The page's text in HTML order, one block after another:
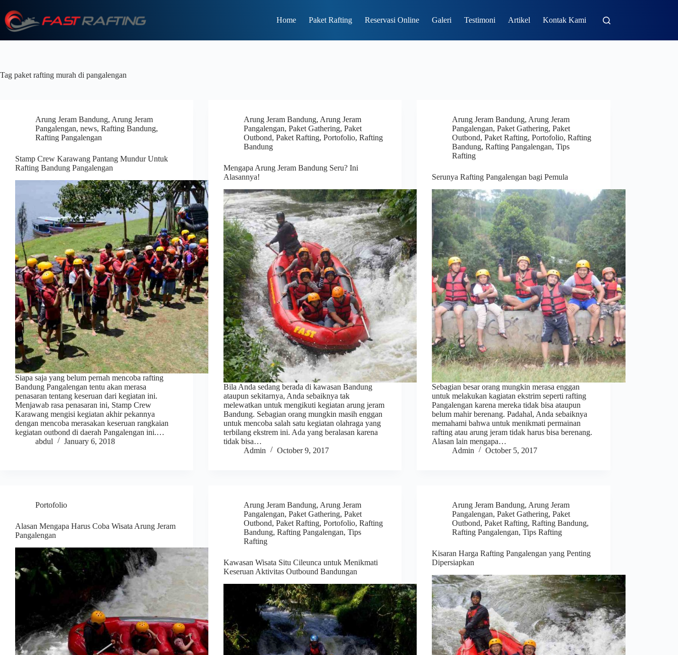
Home Paket Rafting Reservasi Online Galeri Testimoni Artikel Kontak Kami
Tag paket rafting murah di pangalengan
Arung Jeram Bandung, Arung Jeram
Pangalengan, news, Rafting Bandung,
Rafting Pangalengan
Stamp Crew Karawang Pantang Mundur Untuk
Rafting Bandung Pangalengan
Siapa saja yang belum pernah mencoba rafting
Bandung Pangalengan tentu akan merasa
penasaran tentang keseruan dari kegiatan ini.
Menjawab rasa penasaran ini, Stamp Crew
Karawang mengisi kegiatan akhir pekannya
dengan mencoba merasakan keseruan rangkaian
kegiatan outbond di daerah Pangalengan ini.…
abdul
January 6, 2018
Arung Jeram Bandung, Arung Jeram
Pangalengan,Paket Gathering,Paket
Outbond,Paket Rafting,Portofolio,Rafting
Bandung
Mengapa Arung Jeram Bandung Seru? Ini
Alasannya!
Bila Anda sedang berada di kawasan Bandung
ataupun sekitarnya, Anda sebaiknya tak
melewatkan untuk mengikuti kegiatan arung jeram
Bandung. Sebagian orang mungkin masih enggan
untuk mencoba salah satu kegiatan olahraga yang
terbilang ekstrem ini. Ada yang beralasan karena
tidak bisa…
Admin
October 9, 2017
Arung Jeram Bandung, Arung Jeram
Pangalengan,Paket Gathering,Paket
Outbond,Paket Rafting,Portofolio,Rafting
Bandung,Rafting Pangalengan,Tips
Rafting
Serunya Rafting Pangalengan bagi Pemula
Sebagian besar orang mungkin merasa enggan
untuk melakukan kagiatan ekstrim seperti rafting
Pangalengan karena mereka tidak bisa ataupun
belum mahir berenang. Padahal, Anda sebaiknya
memahami bahwa untuk menikmati permainan
rafting atau arung jeram tidak harus bisa berenang.
Alasan lain mengapa…
Admin
October 5, 2017
Portofolio
Alasan Mengapa Harus Coba Wisata Arung Jeram
Pangalengan
Arung Jeram Bandung, Arung Jeram
Pangalengan,Paket Gathering,Paket
Outbond,Paket Rafting,Portofolio,Rafting
Bandung,Rafting Pangalengan,Tips
Rafting
Kawasan Wisata Situ Cileunca untuk Menikmati
Keseruan Aktivitas Outbound Bandungan
Arung Jeram Bandung, Arung Jeram
Pangalengan,Paket Gathering,Paket
Outbond,Paket Rafting,Rafting Bandung,
Rafting Pangalengan,Tips Rafting
Kisaran Harga Rafting Pangalengan yang Penting
Dipersiapkan